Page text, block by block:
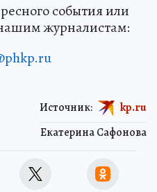
события или
журналистам:
Екатерина Сафонова
Источник: kp.ru